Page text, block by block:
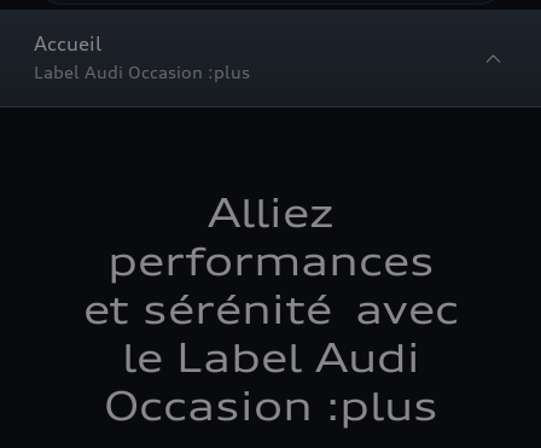
Accueil
Label Audi Occasion :plus
Alliez
performances
et sérénité avec
le Label Audi
Occasion :plus